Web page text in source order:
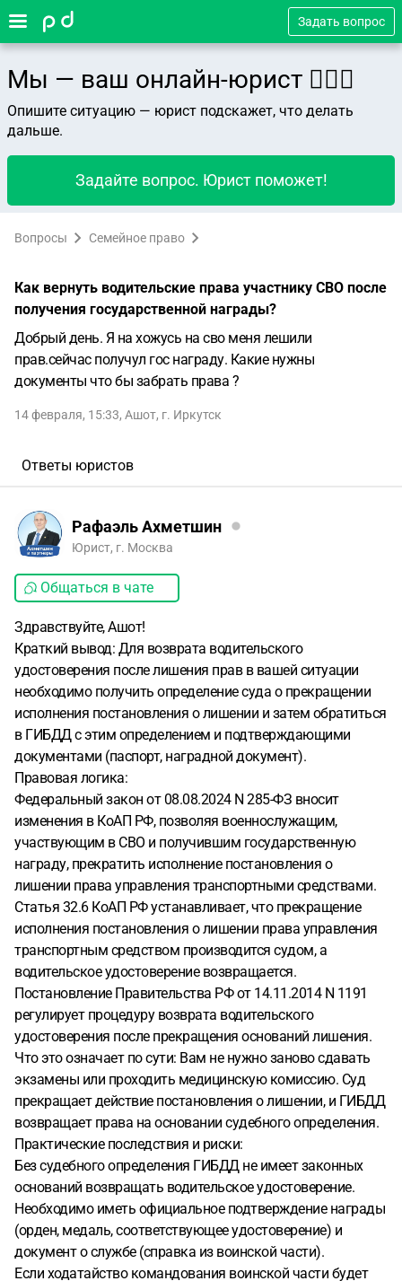
Задать вопрос
Мы — ваш онлайн-юрист 👨🏻‍⚖️
Опишите ситуацию — юрист подскажет, что делать
дальше.
Задайте вопрос. Юрист поможет!
Вопросы Семейное право
Как вернуть водительские права участнику СВО после
получения государственной награды?
Добрый день. Я на хожусь на сво меня лешили
прав.сейчас получул гос награду. Какие нужны
документы что бы забрать права ?
14 февраля, 15:33, Ашот, г. Иркутск
Ответы юристов
Рафаэль Ахметшин
Юрист, г. Москва
Общаться в чате
Здравствуйте, Ашот!
Краткий вывод: Для возврата водительского
удостоверения после лишения прав в вашей ситуации
необходимо получить определение суда о прекращении
исполнения постановления о лишении и затем обратиться
в ГИБДД с этим определением и подтверждающими
документами (паспорт, наградной документ).
Правовая логика:
Федеральный закон от 08.08.2024 N 285-ФЗ вносит
изменения в КоАП РФ, позволяя военнослужащим,
участвующим в СВО и получившим государственную
награду, прекратить исполнение постановления о
лишении права управления транспортными средствами.
Статья 32.6 КоАП РФ устанавливает, что прекращение
исполнения постановления о лишении права управления
транспортным средством производится судом, а
водительское удостоверение возвращается.
Постановление Правительства РФ от 14.11.2014 N 1191
регулирует процедуру возврата водительского
удостоверения после прекращения оснований лишения.
Что это означает по сути: Вам не нужно заново сдавать
экзамены или проходить медицинскую комиссию. Суд
прекращает действие постановления о лишении, и ГИБДД
возвращает права на основании судебного определения.
Практические последствия и риски:
Без судебного определения ГИБДД не имеет законных
оснований возвращать водительское удостоверение.
Необходимо иметь официальное подтверждение награды
(орден, медаль, соответствующее удостоверение) и
документ о службе (справка из воинской части).
Если ходатайство командования воинской части будет